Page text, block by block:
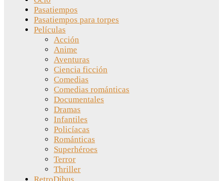
Pasatiempos
Pasatiempos para torpes
Películas
Acción
Anime
Aventuras
Ciencia ficción
Comedias
Comedias románticas
Documentales
Dramas
Infantiles
Policíacas
Románticas
Superhéroes
Terror
Thriller